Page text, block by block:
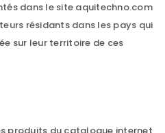
dans le site aquitechno.com
résidants dans les pays qui
sur leur territoire de ces